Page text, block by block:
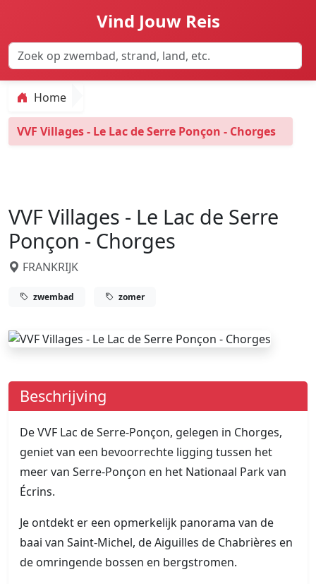
Vind Jouw Reis
Home
VVF Villages - Le Lac de Serre Ponçon - Chorges
VVF Villages - Le Lac de Serre
Ponçon - Chorges
FRANKRIJK
zwembad zomer
Beschrijving
De VVF Lac de Serre-Ponçon, gelegen in Chorges,
geniet van een bevoorrechte ligging tussen het
meer van Serre-Ponçon en het Nationaal Park van
Écrins.
Je ontdekt er een opmerkelijk panorama van de
baai van Saint-Michel, de Aiguilles de Chabrières en
de omringende bossen en bergstromen.